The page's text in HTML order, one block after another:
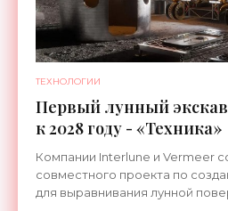
ТЕХНОЛОГИИ
Первый лунный
к 2028 году - «Техника»
Компании Interlune и Vermeer
совместного проекта по
для выравнивания лунной